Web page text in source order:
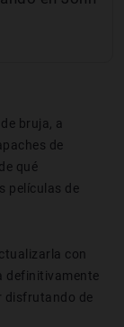
bruja, a
de
qué
películas de
con
definitivamente
disfrutando de